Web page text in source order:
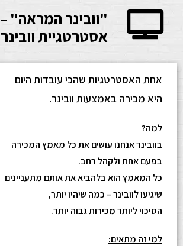
"וובינר המראה" –
אסטרטגיית וובינר
אחת האסטרטגיות שהכי עובדות היום
היא מכירה באמצעות וובינר.
למה?
בוובינר אנחנו עושים את כל מאמץ המכירה
בפעם אחת ולקהל רחב.
כל המאמץ הוא בלהביא את אותם מתעניינים
שיגיעו לוובינר – כמה שיהיו יותר,
הסיכוי ליותר מכירות גבוה יותר.
למי זה מתאים: